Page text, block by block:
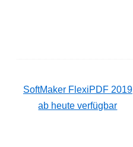
SoftMaker FlexiPDF 2019
ab heute verfügbar